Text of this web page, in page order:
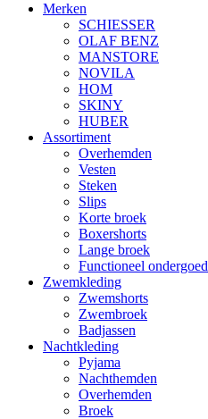
Merken
SCHIESSER
OLAF BENZ
MANSTORE
NOVILA
HOM
SKINY
HUBER
Assortiment
Overhemden
Vesten
Steken
Slips
Korte broek
Boxershorts
Lange broek
Functioneel ondergoed
Zwemkleding
Zwemshorts
Zwembroek
Badjassen
Nachtkleding
Pyjama
Nachthemden
Overhemden
Broek